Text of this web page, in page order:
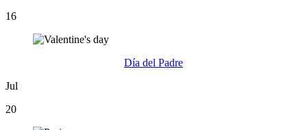
16
Día del Padre
Jul
20